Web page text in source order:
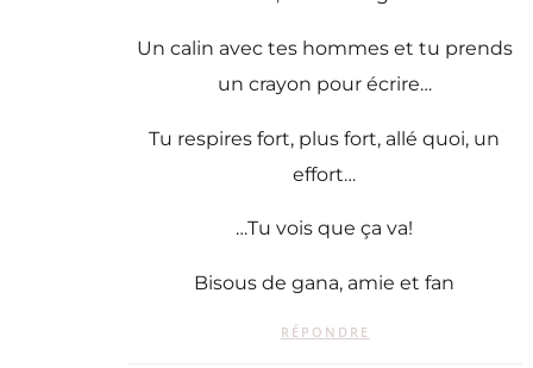
Un calin avec tes hommes et tu prends
un crayon pour écrire…
Tu respires fort, plus fort, allé quoi, un
effort…
…Tu vois que ça va!
Bisous de gana, amie et fan
RÉPONDRE